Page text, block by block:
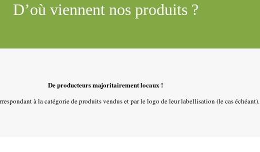
D’où viennent nos produits ?
De producteurs majoritairement locaux !
à la catégorie de produits vendus et par le logo de leur labellisation (le cas échéant).